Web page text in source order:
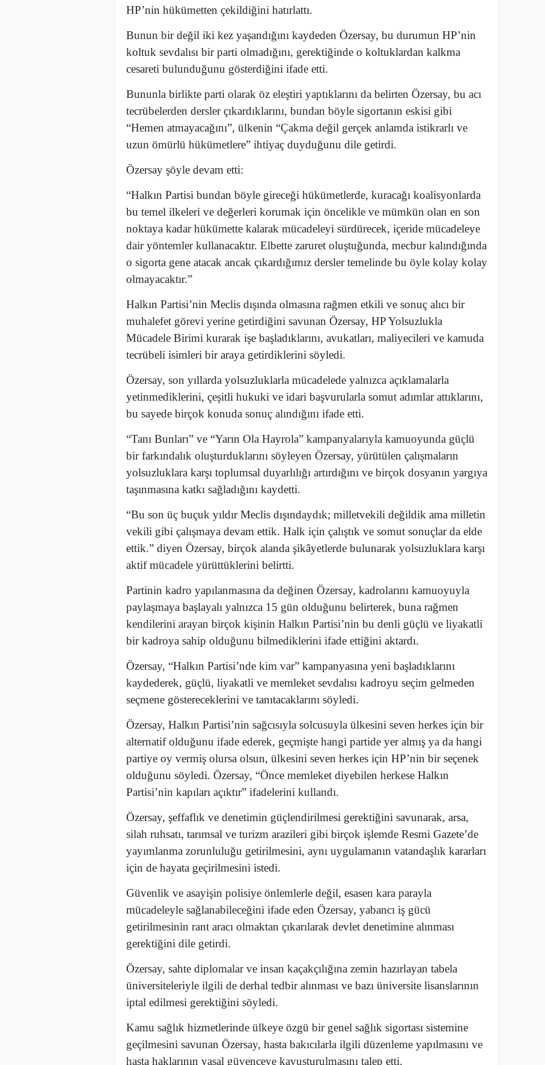
HP’nin hükümetten çekildiğini hatırlattı.
Bunun bir değil iki kez yaşandığını kaydeden Özersay, bu durumun HP’nin
koltuk sevdalısı bir parti olmadığını, gerektiğinde o koltuklardan kalkma
cesareti bulunduğunu gösterdiğini ifade etti.
Bununla birlikte parti olarak öz eleştiri yaptıklarını da belirten Özersay, bu acı
tecrübelerden dersler çıkardıklarını, bundan böyle sigortanın eskisi gibi
“Hemen atmayacağını”, ülkenin “Çakma değil gerçek anlamda istikrarlı ve
uzun ömürlü hükümetlere” ihtiyaç duyduğunu dile getirdi.
Özersay şöyle devam etti:
“Halkın Partisi bundan böyle gireceği hükümetlerde, kuracağı koalisyonlarda
bu temel ilkeleri ve değerleri korumak için öncelikle ve mümkün olan en son
noktaya kadar hükümette kalarak mücadeleyi sürdürecek, içeride mücadeleye
dair yöntemler kullanacaktır. Elbette zaruret oluştuğunda, mecbur kalındığında
o sigorta gene atacak ancak çıkardığımız dersler temelinde bu öyle kolay kolay
olmayacaktır.”
Halkın Partisi’nin Meclis dışında olmasına rağmen etkili ve sonuç alıcı bir
muhalefet görevi yerine getirdiğini savunan Özersay, HP Yolsuzlukla
Mücadele Birimi kurarak işe başladıklarını, avukatları, maliyecileri ve kamuda
tecrübeli isimleri bir araya getirdiklerini söyledi.
Özersay, son yıllarda yolsuzluklarla mücadelede yalnızca açıklamalarla
yetinmediklerini, çeşitli hukuki ve idari başvurularla somut adımlar attıklarını,
bu sayede birçok konuda sonuç alındığını ifade etti.
“Tanı Bunları” ve “Yarın Ola Hayrola” kampanyalarıyla kamuoyunda güçlü
bir farkındalık oluşturduklarını söyleyen Özersay, yürütülen çalışmaların
yolsuzluklara karşı toplumsal duyarlılığı artırdığını ve birçok dosyanın yargıya
taşınmasına katkı sağladığını kaydetti.
“Bu son üç buçuk yıldır Meclis dışındaydık; milletvekili değildik ama milletin
vekili gibi çalışmaya devam ettik. Halk için çalıştık ve somut sonuçlar da elde
ettik.” diyen Özersay, birçok alanda şikâyetlerde bulunarak yolsuzluklara karşı
aktif mücadele yürüttüklerini belirtti.
Partinin kadro yapılanmasına da değinen Özersay, kadrolarını kamuoyuyla
paylaşmaya başlayalı yalnızca 15 gün olduğunu belirterek, buna rağmen
kendilerini arayan birçok kişinin Halkın Partisi’nin bu denli güçlü ve liyakatli
bir kadroya sahip olduğunu bilmediklerini ifade ettiğini aktardı.
Özersay, “Halkın Partisi’nde kim var” kampanyasına yeni başladıklarını
kaydederek, güçlü, liyakatli ve memleket sevdalısı kadroyu seçim gelmeden
seçmene göstereceklerini ve tanıtacaklarını söyledi.
Özersay, Halkın Partisi’nin sağcısıyla solcusuyla ülkesini seven herkes için bir
alternatif olduğunu ifade ederek, geçmişte hangi partide yer almış ya da hangi
partiye oy vermiş olursa olsun, ülkesini seven herkes için HP’nin bir seçenek
olduğunu söyledi. Özersay, “Önce memleket diyebilen herkese Halkın
Partisi’nin kapıları açıktır” ifadelerini kullandı.
Özersay, şeffaflık ve denetimin güçlendirilmesi gerektiğini savunarak, arsa,
silah ruhsatı, tarımsal ve turizm arazileri gibi birçok işlemde Resmi Gazete’de
yayımlanma zorunluluğu getirilmesini, aynı uygulamanın vatandaşlık kararları
için de hayata geçirilmesini istedi.
Güvenlik ve asayişin polisiye önlemlerle değil, esasen kara parayla
mücadeleyle sağlanabileceğini ifade eden Özersay, yabancı iş gücü
getirilmesinin rant aracı olmaktan çıkarılarak devlet denetimine alınması
gerektiğini dile getirdi.
Özersay, sahte diplomalar ve insan kaçakçılığına zemin hazırlayan tabela
üniversiteleriyle ilgili de derhal tedbir alınması ve bazı üniversite lisanslarının
iptal edilmesi gerektiğini söyledi.
Kamu sağlık hizmetlerinde ülkeye özgü bir genel sağlık sigortası sistemine
geçilmesini savunan Özersay, hasta bakıcılarla ilgili düzenleme yapılmasını ve
hasta haklarının yasal güvenceye kavuşturulmasını talep etti.